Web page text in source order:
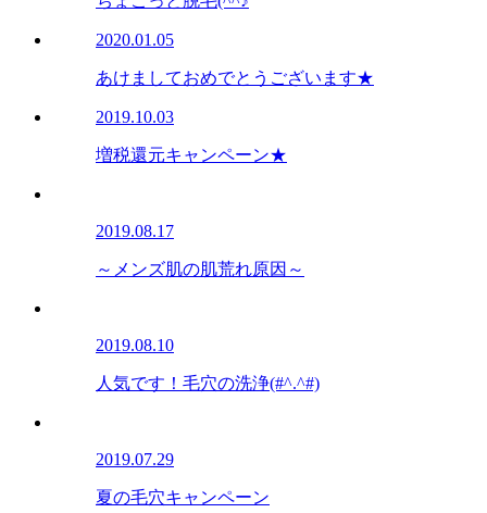
2020.01.05
あけましておめでとうございます★
2019.10.03
増税還元キャンペーン★
2019.08.17
～メンズ肌の肌荒れ原因～
2019.08.10
人気です！毛穴の洗浄(#^.^#)
2019.07.29
夏の毛穴キャンペーン